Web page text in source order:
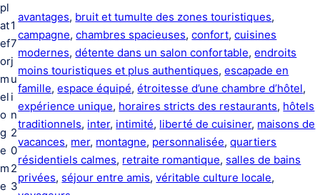
pl
at
ef
or
m
el
o
g
e
m
e
1
7
j
u
i
n
2
0
2
3
avantages, bruit et tumulte des zones touristiques
campagne, chambres spacieuses, confort, cuisines
modernes, détente dans un salon confortable, endroits
moins touristiques et plus authentiques, escapade en
famille, espace équipé, étroitesse d’une chambre d’hôtel
expérience unique, horaires stricts des restaurants, hôtels
traditionnels, inter, intimité, liberté de cuisiner, maisons de
vacances, mer, montagne, personnalisée, quartiers
résidentiels calmes, retraite romantique, salles de bains
privées, séjour entre amis, véritable culture locale